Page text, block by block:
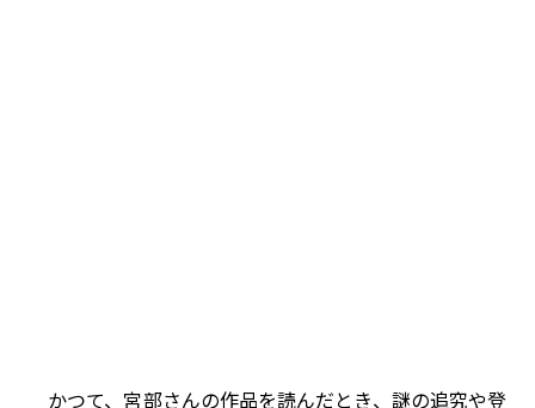
かつて、宮部さんの作品を読んだとき、謎の追究や登